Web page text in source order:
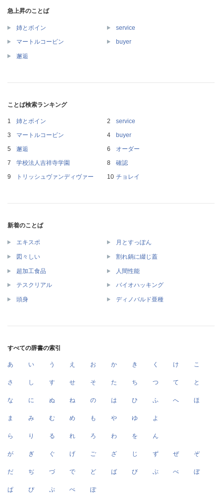
急上昇のことば
姉とボイン service
マートルコービン buyer
邂逅
ことば検索ランキング
姉とボイン
service
マートルコービン
buyer
邂逅
オーダー
学校法人吉祥寺学園
確認
トリッシュヴァンディヴァー
チョレイ
新着のことば
エキスポ 月とすっぽん
図々しい 割れ鍋に綴じ蓋
超加工食品 人間性能
テスクリアル バイオハッキング
頭身 ディノバルド亜種
すべての辞書の索引
あ い う え お か き く け こ
さ し す せ そ た ち つ て と
な に ぬ ね の は ひ ふ へ ほ
ま み む め も や ゆ よ
ら り る れ ろ わ を ん
が ぎ ぐ げ ご ざ じ ず ぜ ぞ
だ ぢ づ で ど ば び ぶ べ ぼ
ぱ ぴ ぷ ぺ ぽ